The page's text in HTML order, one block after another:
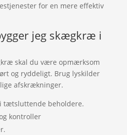
for en mere effektiv
jeg skægkræ i
skal du være opmærksom
og ryddeligt. Brug lyskilder
afskrækninger.
tætsluttende beholdere.
kontroller